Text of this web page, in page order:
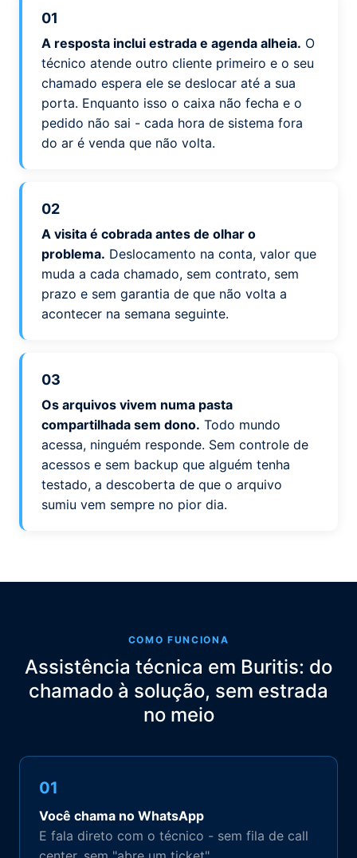
01
A resposta inclui estrada e agenda alheia. O
técnico atende outro cliente primeiro e o seu
chamado espera ele se deslocar até a sua
porta. Enquanto isso o caixa não fecha e o
pedido não sai - cada hora de sistema fora
do ar é venda que não volta.
02
A visita é cobrada antes de olhar o
problema. Deslocamento na conta, valor que
muda a cada chamado, sem contrato, sem
prazo e sem garantia de que não volta a
acontecer na semana seguinte.
03
Os arquivos vivem numa pasta
compartilhada sem dono. Todo mundo
acessa, ninguém responde. Sem controle de
acessos e sem backup que alguém tenha
testado, a descoberta de que o arquivo
sumiu vem sempre no pior dia.
COMO FUNCIONA
Assistência técnica em Buritis: do
chamado à solução, sem estrada
no meio
01
Você chama no WhatsApp
E fala direto com o técnico - sem fila de call